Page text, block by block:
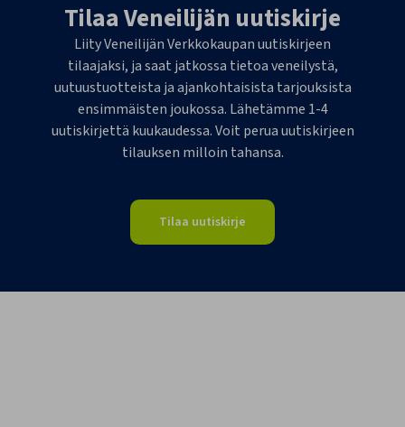
Tilaa Veneilijän uutiskirje
Liity Veneilijän Verkkokaupan uutiskirjeen
tilaajaksi, ja saat jatkossa tietoa veneilystä,
uutuustuotteista ja ajankohtaisista tarjouksista
ensimmäisten joukossa. Lähetämme 1-4
uutiskirjettä kuukaudessa. Voit perua uutiskirjeen
tilauksen milloin tahansa.
Tilaa uutiskirje